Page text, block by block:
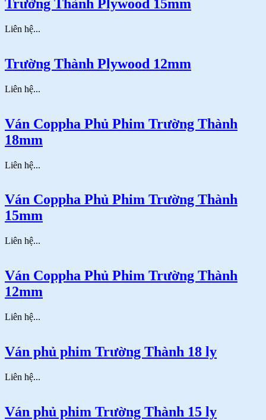
Trường Thành Plywood 15mm
Liên hệ...
Trường Thành Plywood 12mm
Liên hệ...
Ván Coppha Phủ Phim Trường Thành
18mm
Liên hệ...
Ván Coppha Phủ Phim Trường Thành
15mm
Liên hệ...
Ván Coppha Phủ Phim Trường Thành
12mm
Liên hệ...
Ván phủ phim Trường Thành 18 ly
Liên hệ...
Ván phủ phim Trường Thành 15 ly